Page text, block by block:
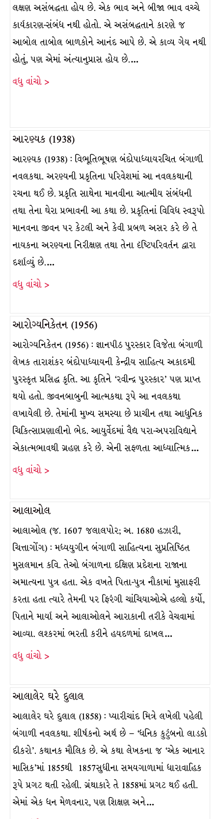
લક્ષણ અસંબદ્ધતા હોય છે. એક ભાવ અને બીજા ભાવ વચ્ચે
કાર્યકારણ-સંબંધ નથી હોતો. એ અસંબદ્ધતાને કારણે જ
આબોલ તાબોલ બાળકોને આનંદ આપે છે. એ કાવ્ય ગેય નથી
હોતું, પણ એમાં અંત્યાનુપ્રાસ હોય છે.…
વધુ વાંચો >
આરણ્યક (1938)
આરણ્યક (1938) : વિભૂતિભૂષણ બંદોપાધ્યાયરચિત બંગાળી
નવલકથા. અરણ્યની પ્રકૃતિના પરિવેશમાં આ નવલકથાની
રચના થઈ છે. પ્રકૃતિ સાથેના માનવીના આત્મીય સંબંધની
તથા તેના ઘેરા પ્રભાવની આ કથા છે. પ્રકૃતિનાં વિવિધ સ્વરૂપો
માનવના જીવન પર કેટલી અને કેવી પ્રબળ અસર કરે છે તે
નાયકના અરણ્યના નિરીક્ષણ તથા તેના દૃષ્ટિપરિવર્તન દ્વારા
દર્શાવ્યું છે.…
વધુ વાંચો >
આરોગ્યનિકેતન (1956)
આરોગ્યનિકેતન (1956) : જ્ઞાનપીઠ પુરસ્કાર વિજેતા બંગાળી
લેખક તારાશંકર બંદોપાધ્યાયની કેન્દ્રીય સાહિત્ય અકાદમી
પુરસ્કૃત પ્રસિદ્ધ કૃતિ. આ કૃતિને ‘રવીન્દ્ર પુરસ્કાર’ પણ પ્રાપ્ત
થયો હતો. જીવનબાબુની આત્મકથા રૂપે આ નવલકથા
લખાયેલી છે. તેમાંની મુખ્ય સમસ્યા છે પ્રાચીન તથા આધુનિક
ચિકિત્સાપ્રણાલીનો ભેદ. આયુર્વેદમાં વૈદ્ય પરા-અપરાવિદ્યાને
એકાત્મભાવથી ગ્રહણ કરે છે. એની સફળતા આધ્યાત્મિક…
વધુ વાંચો >
આલાઓલ
આલાઓલ (જ. 1607 જલાલપોર; અ. 1680 હઝારી,
ચિત્તાગોંગ) : મધ્યયુગીન બંગાળી સાહિત્યના સુપ્રતિષ્ઠિત
મુસલમાન કવિ. તેઓ બંગાળના દક્ષિણ પ્રદેશના રાજાના
અમાત્યના પુત્ર હતા. એક વખતે પિતા-પુત્ર નૌકામાં મુસાફરી
કરતા હતા ત્યારે તેમની પર ફિરંગી ચાંચિયાઓએ હલ્લો કર્યો,
પિતાને માર્યા અને આલાઓલને આરાકાની તરીકે વેચવામાં
આવ્યા. લશ્કરમાં ભરતી કરીને હયદળમાં દાખલ…
વધુ વાંચો >
આલાલેર ઘરે દુલાલ
આલાલેર ઘરે દુલાલ (1858) : પ્યારીચાંદ મિત્રે લખેલી પહેલી
બંગાળી નવલકથા. શીર્ષકનો અર્થ છે – ‘ધનિક કુટુંબનો લાડકો
દીકરો’. કથાનક મૌલિક છે. એ કથા લેખકના જ ‘એક આનાર
માસિક’માં 1855થી 1857સુધીના સમયગાળામાં ધારાવાહિક
રૂપે પ્રગટ થતી રહેલી. ગ્રંથાકારે તે 1858માં પ્રગટ થઈ હતી.
એમાં એક ધન મેળવનાર, પણ શિક્ષણ અને…